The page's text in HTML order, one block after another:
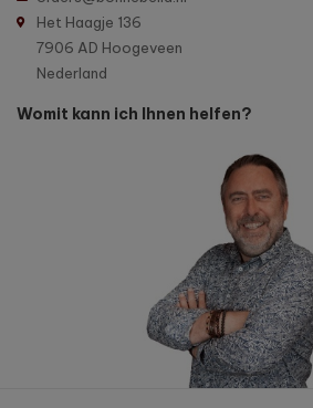
Het Haagje 136
7906 AD Hoogeveen
Nederland
Womit kann ich Ihnen helfen?